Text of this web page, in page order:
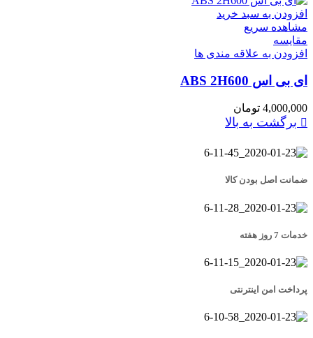
افزودن به سبد خرید
مشاهده سریع
مقایسه
افزودن به علاقه مندی ها
ای بی اس ABS 2H600
4,000,000 تومان
برگشت به بالا
ضمانت اصل بودن کالا
خدمات 7 روز هفته
پرداخت امن اینترنتی